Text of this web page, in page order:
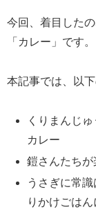
今回、着目した
「カレー」です
本記事では、以
くりまんじ
カレー
鎧さんたちが
うさぎに常
りかけごはん